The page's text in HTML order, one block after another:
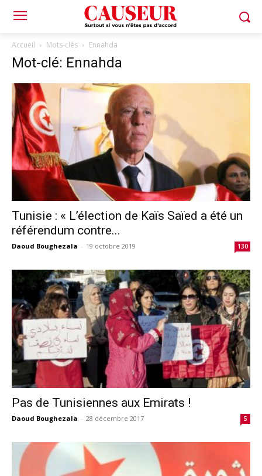
Accueil Mots-clés Ennahda
Mot-clé: Ennahda
Tunisie : « L’élection de Kaïs Saïed a été un
référendum contre...
Daoud Boughezala - 19 octobre 2019 130
Pas de Tunisiennes aux Emirats !
Daoud Boughezala - 28 décembre 2017 5